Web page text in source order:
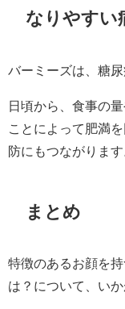
なりやすい
バーミーズは、糖
日頃から、食事の
ことによって肥満
防にもつながります
まとめ
特徴のあるお顔を
は？について、い